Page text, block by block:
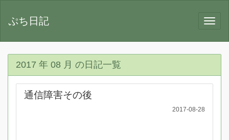
ぷち日記
2017 年 08 月 の日記一覧
通信障害その後
2017-08-28